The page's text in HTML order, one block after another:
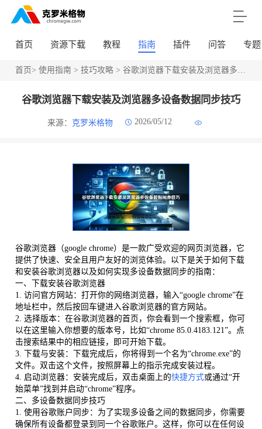
首页 资源下载 教程 指南 插件 问答 专题
首页> 使用指南 > 技巧攻略> 谷歌浏览器下载安装及浏览器多设备数据同步技巧
谷歌浏览器下载安装及浏览器多设备数据同步技巧
来源： 克罗米格物 2026/05/12
谷歌浏览器（google chrome）是一款广受欢迎的网页浏览器，它
提供了快速、安全且用户友好的浏览体验。以下是关于如何下载
和安装谷歌浏览器以及如何实现多设备数据同步的指南：
一、下载安装谷歌浏览器
1. 访问官方网站：打开你的网络浏览器，输入“google chrome”在
地址栏中，然后按回车键进入谷歌浏览器的官方网站。
2. 选择版本：在谷歌浏览器的首页，你会看到一个搜索框，你可
以在这里输入你想要的版本号，比如“chrome 85.0.4183.121”。点
击搜索结果中的相应链接，即可开始下载。
3. 下载与安装：下载完成后，你将得到一个名为“chrome.exe”的
文件。双击这个文件，按照屏幕上的指示完成安装过程。
4. 启动浏览器：安装完成后，双击桌面上的快捷方式或通过“开
始菜单”找到并启动“chrome”程序。
二、多设备数据同步技巧
1. 使用谷歌账户同步：为了实现多设备之间的数据同步，你需要
确保所有设备都登录到同一个谷歌账户。这样，你可以在任何设